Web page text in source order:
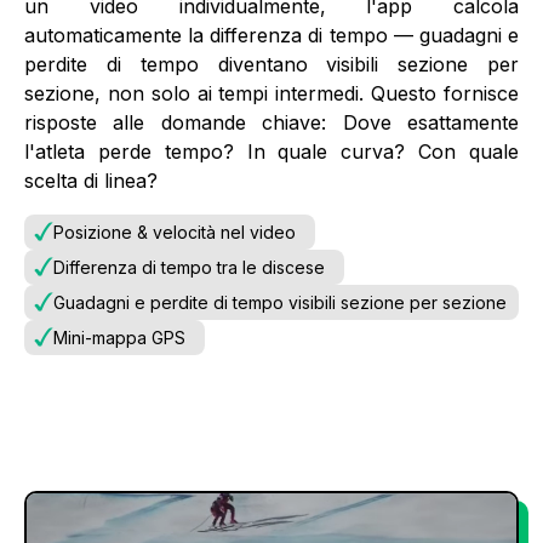
un video individualmente, l'app calcola
automaticamente la differenza di tempo — guadagni e
perdite di tempo diventano visibili sezione per
sezione, non solo ai tempi intermedi. Questo fornisce
risposte alle domande chiave: Dove esattamente
l'atleta perde tempo? In quale curva? Con quale
scelta di linea?
Posizione & velocità nel video
Differenza di tempo tra le discese
Guadagni e perdite di tempo visibili sezione per sezione
Mini-mappa GPS